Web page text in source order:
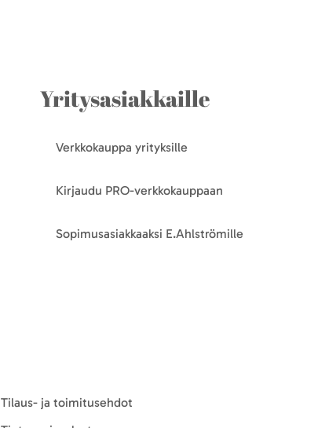
Yritysasiakkaille
Verkkokauppa yrityksille
Kirjaudu PRO-verkkokauppaan
Sopimusasiakkaaksi E.Ahlströmille
Tilaus- ja toimitusehdot